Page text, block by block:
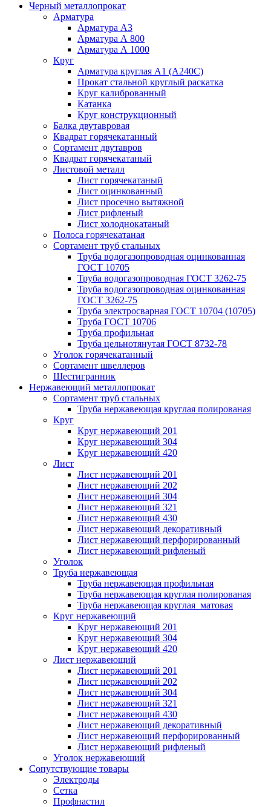
Черный металлопрокат
Арматура
Арматура А3
Арматура А 800
Арматура А 1000
Круг
Арматура круглая А1 (А240C)
Прокат стальной круглый раскатка
Круг калиброванный
Катанка
Круг конструкционный
Балка двутавровая
Квадрат горячекатанный
Сортамент двутавров
Квадрат горячекатаный
Листовой металл
Лист горячекатаный
Лист оцинкованный
Лист просечно вытяжной
Лист рифленый
Лист холоднокатаный
Полоса горячекатаная
Сортамент труб стальных
Труба водогазопроводная оцинкованная
ГОСТ 10705
Труба водогазопроводная ГОСТ 3262-75
Труба водогазопроводная оцинкованная
ГОСТ 3262-75
Труба электросварная ГОСТ 10704 (10705)
Труба ГОСТ 10706
Труба профильная
Труба цельнотянутая ГОСТ 8732-78
Уголок горячекатанный
Сортамент швеллеров
Шестигранник
Нержавеющий металлопрокат
Сортамент труб стальных
Труба нержавеющая круглая полированая
Круг
Круг нержавеющий 201
Круг нержавеющий 304
Круг нержавеющий 420
Лист
Лист нержавеющий 201
Лист нержавеющий 202
Лист нержавеющий 304
Лист нержавеющий 321
Лист нержавеющий 430
Лист нержавеющий декоративный
Лист нержавеющий перфорированный
Лист нержавеющий рифленый
Уголок
Труба нержавеющая
Труба нержавеющая профильная
Труба нержавеющая круглая полированая
Труба нержавеющая круглая матовая
Круг нержавеющий
Круг нержавеющий 201
Круг нержавеющий 304
Круг нержавеющий 420
Лист нержавеющий
Лист нержавеющий 201
Лист нержавеющий 202
Лист нержавеющий 304
Лист нержавеющий 321
Лист нержавеющий 430
Лист нержавеющий декоративный
Лист нержавеющий перфорированный
Лист нержавеющий рифленый
Уголок нержавеющий
Cопутствующие товары
Электроды
Сетка
Профнастил